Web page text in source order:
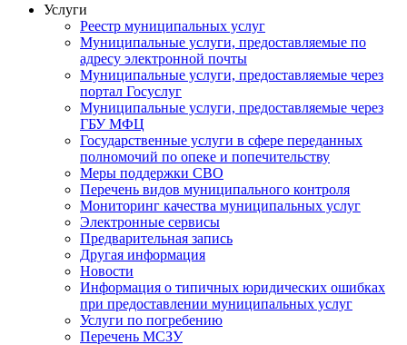
Услуги
Реестр муниципальных услуг
Муниципальные услуги, предоставляемые по
адресу электронной почты
Муниципальные услуги, предоставляемые через
портал Госуслуг
Муниципальные услуги, предоставляемые через
ГБУ МФЦ
Государственные услуги в сфере переданных
полномочий по опеке и попечительству
Меры поддержки СВО
Перечень видов муниципального контроля
Мониторинг качества муниципальных услуг
Электронные сервисы
Предварительная запись
Другая информация
Новости
Информация о типичных юридических ошибках
при предоставлении муниципальных услуг
Услуги по погребению
Перечень МСЗУ